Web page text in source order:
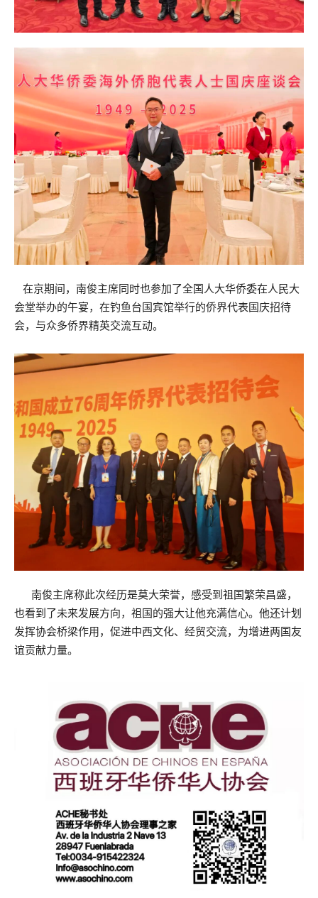
在京期间，南俊主席同时也参加了全国人大华侨委在人民大
会堂举办的午宴，在钓鱼台国宾馆举行的侨界代表国庆招待
会，与众多侨界精英交流互动。
南俊主席称此次经历是莫大荣誉，感受到祖国繁荣昌盛，
也看到了未来发展方向，祖国的强大让他充满信心。他还计划
发挥协会桥梁作用，促进中西文化、经贸交流，为增进两国友
谊贡献力量。